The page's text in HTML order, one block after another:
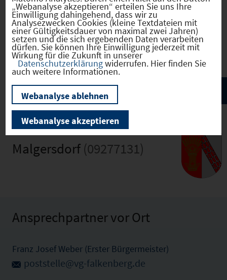
Kommunale Infrastruktur
Malgersdorf (09277131)
Ansprechpartner vor Ort
Franz Josef Weber (Erster Bürgermeister)
poststelle@vg-falkenberg.de
„Webanalyse akzeptieren“ erteilen Sie uns Ihre
Einwilligung dahingehend, dass wir zu
Analysezwecken Cookies (kleine Textdateien mit
einer Gültigkeitsdauer von maximal zwei Jahren)
setzen und die sich ergebenden Daten verarbeiten
dürfen. Sie können Ihre Einwilligung jederzeit mit
Wirkung für die Zukunft in unserer
Datenschutzerklärungwiderrufen. Hier finden Sie
auch weitere Informationen.
Webanalyse ablehnen
Webanalyse akzeptieren